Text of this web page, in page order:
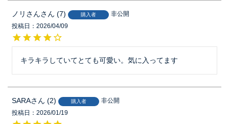
ノリさん 7 購入者
非公開
投稿日
2026/04/09
キラキラしていてとても可愛い。気に入ってます
SARA 2 購入者
非公開
投稿日
2026/01/19